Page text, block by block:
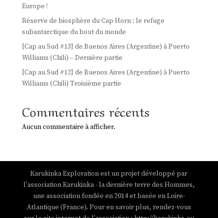
Europe !
Réserve de biosphère du Cap Horn : le refuge
subantarctique du bout du monde
[Cap au Sud #13] de Buenos Aires (Argentine) à Puerto
Williams (Chili) – Dernière partie
[Cap au Sud #12] de Buenos Aires (Argentine) à Puerto
Williams (Chili) Troisième partie
Commentaires récents
Aucun commentaire à afficher.
Karukinka Exploration est un projet développé par
l'association Karukinka - la dernière terre des Hommes,
une association fondée en 2014 et basée en Loire-
Atlantique (France). Pour en savoir plus, rendez-vous